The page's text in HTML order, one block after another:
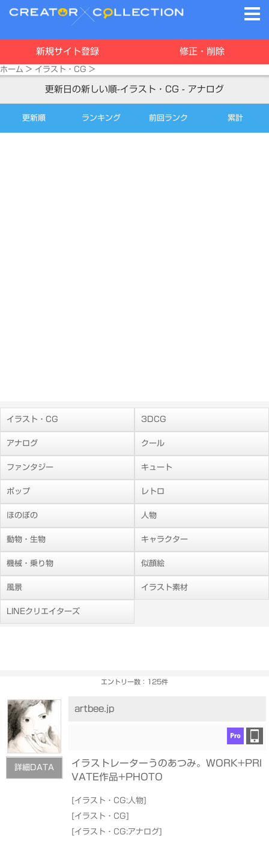
新規サイト登録 修正・削除
ホーム > イラスト・CG >
更新日の新しい順-イラスト・CG - アナログ
更新順 ランキング 前回ランク 累計
イラスト・CG 3DCG
アナログ クール
ファンタジー キュート
ポップ レトロ
ほのぼの 人物
動物・生物 キャラクター
機械・乗り物 似顔絵
風景 イラスト素材
LINEクリエイターズ
エントリー数：125件
詳細DATA
artbee.jp
イラストレーターうのあつみ。WORK+PRI
VATE作品+PHOTO
[イラスト・CG:人物]
[イラスト・CG]
[イラスト・CG:アナログ]